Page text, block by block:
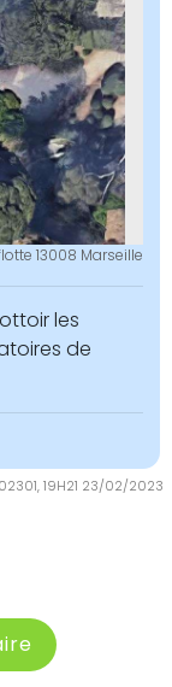
19H21 23/02/2023
13008 Marseille
les
de